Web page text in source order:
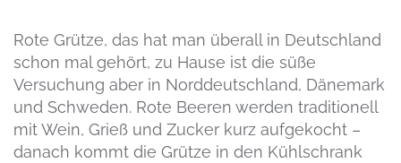
Rote Grütze, das hat man überall in Deutschland
schon mal gehört, zu Hause ist die süße
Versuchung aber in Norddeutschland, Dänemark
und Schweden. Rote Beeren werden traditionell
mit Wein, Grieß und Zucker kurz aufgekocht –
danach kommt die Grütze in den Kühlschrank